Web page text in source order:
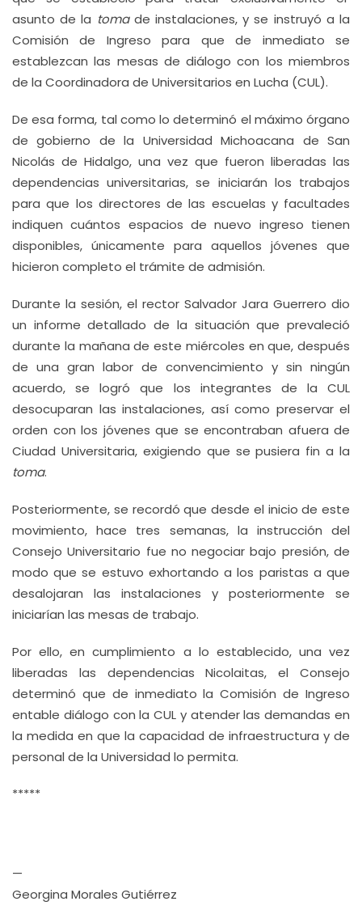
asunto de la tomade instalaciones, y se instruyó a la
Comisión de Ingreso para que de inmediato se
establezcan las mesas de diálogo con los miembros
de la Coordinadora de Universitarios en Lucha (CUL).
De esa forma, tal como lo determinó el máximo órgano
de gobierno de la Universidad Michoacana de San
Nicolás de Hidalgo, una vez que fueron liberadas las
dependencias universitarias, se iniciarán los trabajos
para que los directores de las escuelas y facultades
indiquen cuántos espacios de nuevo ingreso tienen
disponibles, únicamente para aquellos jóvenes que
hicieron completo el trámite de admisión.
Durante la sesión, el rector Salvador Jara Guerrero dio
un informe detallado de la situación que prevaleció
durante la mañana de este miércoles en que, después
de una gran labor de convencimiento y sin ningún
acuerdo, se logró que los integrantes de la CUL
desocuparan las instalaciones, así como preservar el
orden con los jóvenes que se encontraban afuera de
Ciudad Universitaria, exigiendo que se pusiera fin a la
toma.
Posteriormente, se recordó que desde el inicio de este
movimiento, hace tres semanas, la instrucción del
Consejo Universitario fue no negociar bajo presión, de
modo que se estuvo exhortando a los paristas a que
desalojaran las instalaciones y posteriormente se
iniciarían las mesas de trabajo.
Por ello, en cumplimiento a lo establecido, una vez
liberadas las dependencias Nicolaitas, el Consejo
determinó que de inmediato la Comisión de Ingreso
entable diálogo con la CUL y atender las demandas en
la medida en que la capacidad de infraestructura y de
personal de la Universidad lo permita.
*****
—
Georgina Morales Gutiérrez